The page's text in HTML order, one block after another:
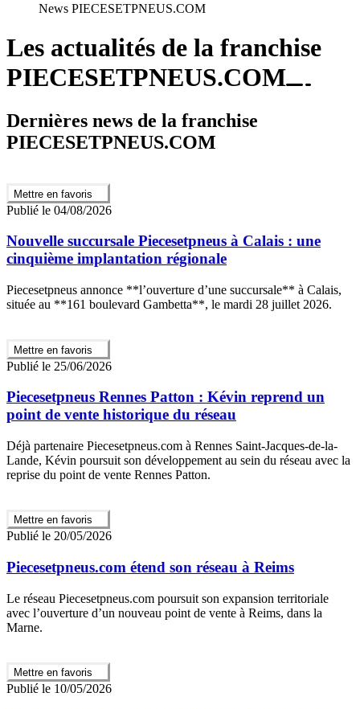
News PIECESETPNEUS.COM
Les actualités de la franchise
PIECESETPNEUS.COM
Dernières news de la franchise
PIECESETPNEUS.COM
Mettre en favoris
Publié le 04/08/2026
Nouvelle succursale Piecesetpneus à Calais : une
cinquième implantation régionale
Piecesetpneus annonce **l’ouverture d’une succursale** à Calais,
située au **161 boulevard Gambetta**, le mardi 28 juillet 2026.
Mettre en favoris
Publié le 25/06/2026
Piecesetpneus Rennes Patton : Kévin reprend un
point de vente historique du réseau
Déjà partenaire Piecesetpneus.com à Rennes Saint-Jacques-de-la-
Lande, Kévin poursuit son développement au sein du réseau avec la
reprise du point de vente Rennes Patton.
Mettre en favoris
Publié le 20/05/2026
Piecesetpneus.com étend son réseau à Reims
Le réseau Piecesetpneus.com poursuit son expansion territoriale
avec l’ouverture d’un nouveau point de vente à Reims, dans la
Marne.
Mettre en favoris
Publié le 10/05/2026